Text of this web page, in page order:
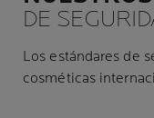
DE
Los estándares de
cosméticas